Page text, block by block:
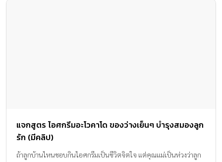
แจกสูตร ไอศกรีมอะโวคาโด ของว่างเย็นๆ บำรุงสมองลูก
รัก (มีคลิป)
ถ้าลูกบ้านไหนชอบกินไอศกรีมเป็นชีวิตจิตใจ แต่คุณแม่เป็นห่วงว่าลูก